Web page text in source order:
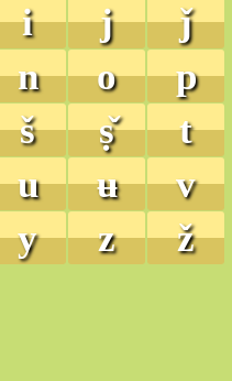
i j
ǰ
n o
p
š ṣ̌
t
u ʉ
v
y z
ž